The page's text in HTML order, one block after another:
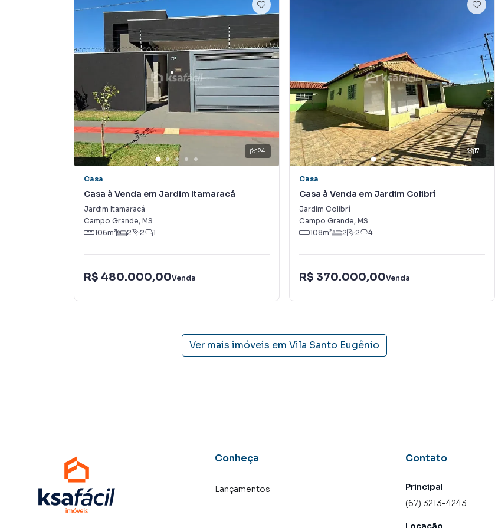
Na KSA FACIL IMOVEIS você consegue vender ou alugar seu imóvel muito mais rápido do que em
imobiliárias tradicionais. Já vendemos e locamos diversos imóveis em Campo Grande, especialmente
em Vila Santo Eugênio. Isso porque temos uma equipe de marketing digital focada em produzir
campanhas específicas para Campo Grande, o que aumenta muito o número de contatos interessados
e tendo como consequência uma maior chance de vender ou alugar seu imóvel mais rápido. Contamos
também com um time de programadores, corretores treinados e uma central de atendimento
preparada para atender proprietários e inquilinos.
24
Casa
Casa à Venda em Jardim Itamaracá
Jardim Itamaracá
Campo Grande, MS
106m² 2 2 1
R$ 480.000,00Venda
17
Casa
Casa à Venda em Jardim Colibrí
Jardim Colibrí
Campo Grande, MS
108m² 2 2 4
R$ 370.000,00Venda
Ver mais imóveis em Vila Santo Eugênio
Conheça
Lançamentos
Contato
Principal
(67) 3213-4243